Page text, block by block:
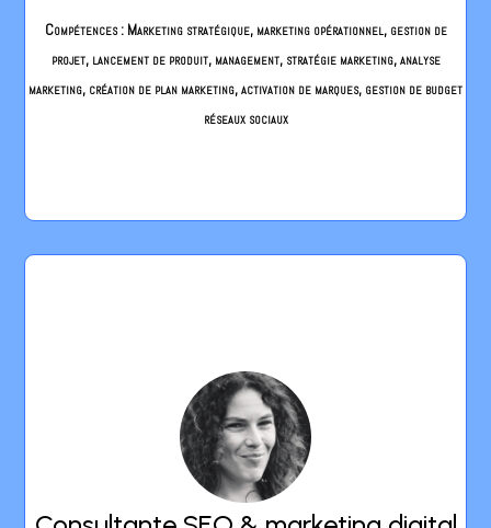
Compétences : Marketing stratégique, marketing opérationnel, gestion de
projet, lancement de produit, management, stratégie marketing, analyse
marketing, création de plan marketing, activation de marques, gestion de budget
Produit. Créative et pragmatique, je vous
accompagne dans vos enjeux business grâce à
des stratégies marketing agiles et sur-mesure.
Consultante SEO & marketing
Une plume professionnelle et artisanale, au